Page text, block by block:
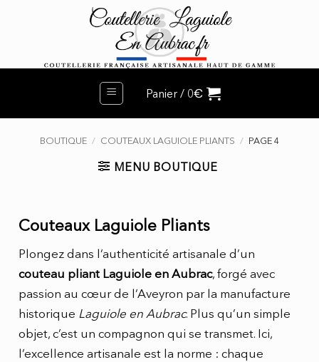
Panier / 0€
BOUTIQUE / COUTEAUX LAGUIOLE PLIANTS / PAGE 4
MENU BOUTIQUE
Couteaux Laguiole Pliants
Plongez dans l’authenticité artisanale d’un
couteau pliant Laguiole en Aubrac, forgé avec
passion au cœur de l’Aveyron par la manufacture
historique Laguiole en Aubrac. Plus qu’un simple
objet, c’est un compagnon qui se transmet. Ici,
l’excellence artisanale est la norme : chaque